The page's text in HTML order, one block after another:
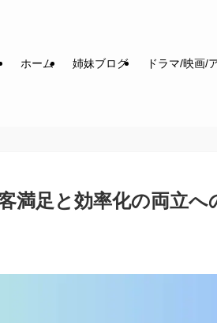
ホーム 姉妹ブログ ドラマ/映画/
満足と効率化の両立へ